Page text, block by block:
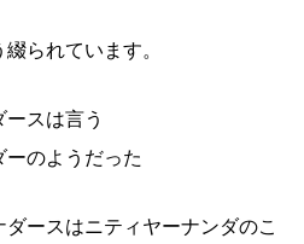
られています。
スは言う
のようだった
ースはニティヤーナンダのこ